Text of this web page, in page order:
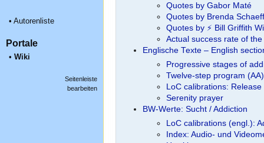
• Autorenliste
Portale
• Wiki
Seitenleiste
bearbeiten
Quotes by Gabor Maté
Quotes by Brenda
Quotes by ⚡ Bill Griffith
Actual success rate of
Englische Texte – English
Progressive stages of
Twelve-step program (AA)
LoC calibrations:
Serenity prayer
BW-Werte: Sucht / Addiction
LoC calibrations (engl.):
Index: Audio- und